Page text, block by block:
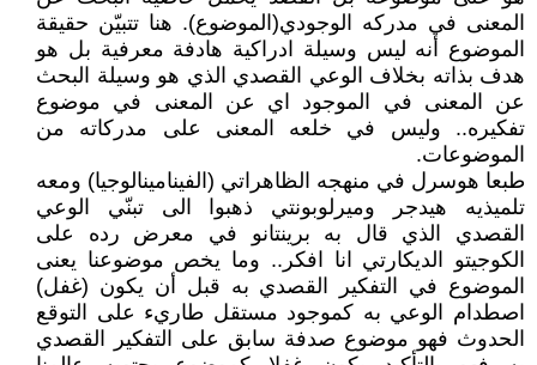
المعنى في مدركه الوجودي(الموضوع). هنا تتبيّن حقيقة
الموضوع أنه ليس وسيلة ادراكية هادفة معرفية بل هو
هدف بذاته بخلاف الوعي القصدي الذي هو وسيلة البحث
عن المعنى في الموجود اي عن المعنى في موضوع
تفكيره.. وليس في خلعه المعنى على مدركاته من
الموضوعات.
طبعا هوسرل في منهجه الظاهراتي (الفينامينالوجيا) ومعه
تلميذيه هيدجر وميرلوبونتي ذهبوا الى تبنّي الوعي
القصدي الذي قال به برينتانو في معرض رده على
الكوجيتو الديكارتي انا افكر.. وما يخص موضوعنا يعنى
الموضوع في التفكير القصدي به قبل أن يكون (غفل)
اصطدام الوعي به كموجود مستقل طاريء على التوقع
الحدوث فهو موضوع صدفة سابق على التفكير القصدي